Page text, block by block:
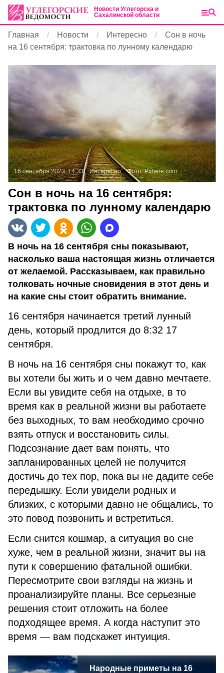
Новости Углегорска и
Сахалинской области
Главная Новости Интересно
Сон в ночь
на 16 сентября: трактовка по лунному календарю
16 сентября 2023, 14:33 Интересно Фото:Pxhere.com
Сон в ночь на 16 сентября:
трактовка по лунному календарю
В ночь на 16 сентября сны показывают,
насколько ваша настоящая жизнь отличается
от желаемой. Рассказываем, как правильно
толковать ночные сновидения в этот день и
на какие сны стоит обратить внимание.
16 сентября начинается третий лунный
день, который продлится до 8:32 17
сентября.
В ночь на 16 сентября сны покажут то, как
вы хотели бы жить и о чем давно мечтаете.
Если вы увидите себя на отдыхе, в то
время как в реальной жизни вы работаете
без выходных, то вам необходимо срочно
взять отпуск и восстановить силы.
Подсознание дает вам понять, что
запланированных целей не получится
достичь до тех пор, пока вы не дадите себе
передышку. Если увидели родных и
близких, с которыми давно не общались, то
это повод позвонить и встретиться.
Если снится кошмар, а ситуация во сне
хуже, чем в реальной жизни, значит вы на
пути к совершению фатальной ошибки.
Пересмотрите свои взгляды на жизнь и
проанализируйте планы. Все серьезные
решения стоит отложить на более
подходящее время. А когда наступит это
время — вам подскажет интуиция.
Народные приметы на 16